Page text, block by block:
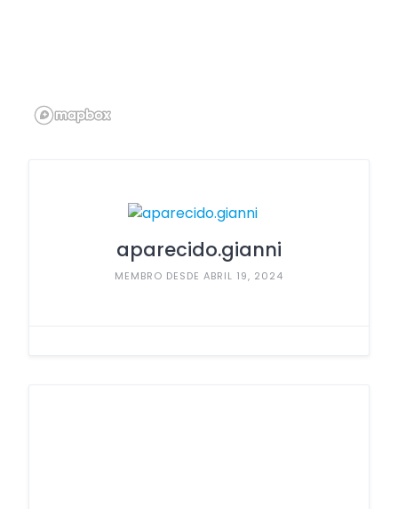
aparecido.gianni
MEMBRO DESDE ABRIL 19, 2024